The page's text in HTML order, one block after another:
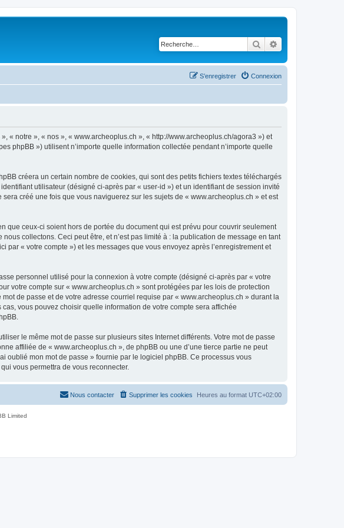
Rechercher
Connexion
S’enregistrer
« notre », « nos », « www.archeoplus.ch », « http://www.archeoplus.ch/agora3 ») et
phpBB ») utilisent n’importe quelle information collectée pendant n’importe quelle
créera un certain nombre de cookies, qui sont des petits fichiers textes téléchargés
utilisateur (désigné ci-après par « user-id ») et un identifiant de session invité
créé une fois que vous naviguerez sur les sujets de « www.archeoplus.ch » et est
que ceux-ci soient hors de portée du document qui est prévu pour couvrir seulement
collectons. Ceci peut être, et n’est pas limité à : la publication de message en tant
par « votre compte ») et les messages que vous envoyez après l’enregistrement et
personnel utilisé pour la connexion à votre compte (désigné ci-après par « votre
votre compte sur « www.archeoplus.ch » sont protégées par les lois de protection
de passe et de votre adresse courriel requise par « www.archeoplus.ch » durant la
vous pouvez choisir quelle information de votre compte sera affichée
le même mot de passe sur plusieurs sites Internet différents. Votre mot de passe
affiliée de « www.archeoplus.ch », de phpBB ou une d’une tierce partie ne peut
oublié mon mot de passe » fournie par le logiciel phpBB. Ce processus vous
vous permettra de vous reconnecter.
Heures au format UTC+02:00
Supprimer les cookies
Nous contacter
Limited